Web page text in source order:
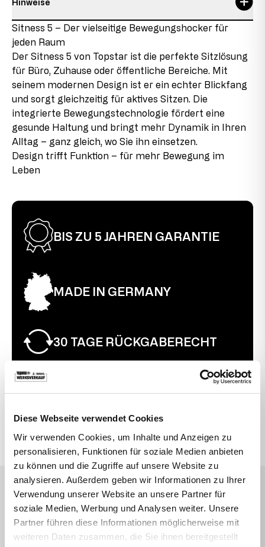
Diese Webseite verwendet Cookies
Wir verwenden Cookies, um Inhalte und Anzeigen zu
personalisieren, Funktionen für soziale Medien anbieten
zu können und die Zugriffe auf unsere Website zu
analysieren. Außerdem geben wir Informationen zu Ihrer
Verwendung unserer Website an unsere Partner für
soziale Medien, Werbung und Analysen weiter. Unsere
Partner führen diese Informationen möglicherweise mit
weiteren Daten zusammen, die Sie ihnen bereitgestellt
Gesamthöhe
Gesamttiefe 50 cm
max. Nutzergewicht 110 kg
max. Nutzergröße 1,92 m
max. Nutzungsdauer
Sitzhöhe 57 cm
Verantwortliche Person:
Augsburger Str. 29
86863 Langenneufnach
E-Mail: info@topstar.de
Telefon: 08239/789-0
Dieses Modell trägt das GS-Zeichen der Intertek in
Fürth und erfüllt in diesem Zusammenhang sämtliche
sicherheitsrelevanten Voraussetzungen.
Hinweise
Details zum Zustand des Artikels
Neuware mit Auslaufteilen
Dieses Produkt ist neu, enthält jedoch Teile, die aus
Restbeständen stammen, die aufgrund von
Sortimentänderungen oder Lieferantenwechseln nicht
mehr nachproduziert werden. Diese Auslaufteile
werden in den Produkten verbaut, was uns ermöglicht,
das Produkt zu günstigen Konditionen anzubieten.
2. Wahl
Dieser Artikel wurde bereits als Ausstellungsstück
verwendet. Es können leichte Montagespuren an den
Funktionalität des Produkts nicht beeinträchtigen. Der
Stuhl ist voll funktionstüchtig.
Sitness 5 – Der vielseitige Bewegungshocker für
jeden Raum
Der Sitness 5 von Topstar ist die perfekte Sitzlösung
für Büro, Zuhause oder öffentliche Bereiche. Mit
seinem modernen Design ist er ein echter Blickfang
und sorgt gleichzeitig für aktives Sitzen. Die
integrierte Bewegungstechnologie fördert eine
gesunde Haltung und bringt mehr Dynamik in Ihren
Alltag – ganz gleich, wo Sie ihn einsetzen.
Design trifft Funktion – für mehr Bewegung im
Leben
BIS ZU 5 JAHREN GARANTIE
MADE IN GERMANY
30 TAGE RÜCKGABERECHT
Bewegte Drehstühle Topstar
DAS SAGEN UNSERE KUNDEN
Sehr empfehlenswert
Durchnittsbewertung 4,7 Sterne